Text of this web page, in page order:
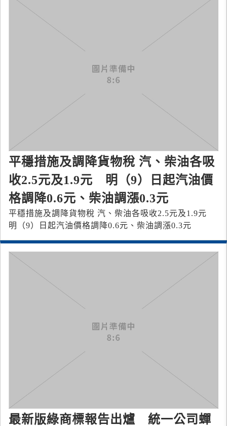
平穩措施及調降貨物稅 汽、柴油各吸
收2.5元及1.9元 明（9）日起汽油價
格調降0.6元、柴油調漲0.3元
平穩措施及調降貨物稅 汽、柴油各吸收2.5元及1.9元
明（9）日起汽油價格調降0.6元、柴油調漲0.3元
最新版綠商標報告出爐 統一公司蟬